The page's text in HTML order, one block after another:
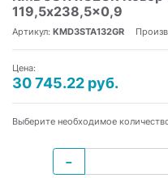
119,5x238,5x0,9
Артикул: KMD3STA132GR
Цена:
30 745.22 руб.
Выберите необходимое
−